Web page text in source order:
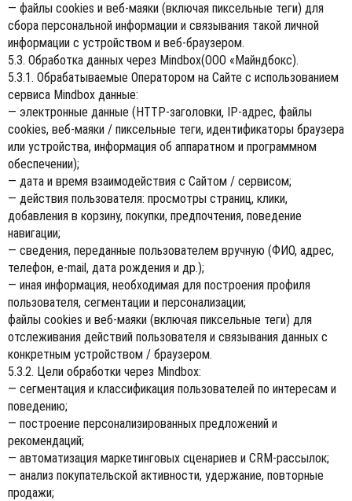
— файлы cookies и веб-маяки (включая пиксельные теги) для
сбора персональной информации и связывания такой личной
информации с устройством и веб-браузером.
5.3. Обработка данных через Mindbox(ООО «Майндбокс).
5.3.1. Обрабатываемые Оператором на Сайте с использованием
сервиса Mindbox данные:
— электронные данные (HTTP-заголовки, IP-адрес, файлы
cookies, веб-маяки / пиксельные теги, идентификаторы браузера
или устройства, информация об аппаратном и программном
обеспечении);
— дата и время взаимодействия с Сайтом / сервисом;
— действия пользователя: просмотры страниц, клики,
добавления в корзину, покупки, предпочтения, поведение
навигации;
— сведения, переданные пользователем вручную (ФИО, адрес,
телефон, e-mail, дата рождения и др.);
— иная информация, необходимая для построения профиля
пользователя, сегментации и персонализации;
файлы cookies и веб-маяки (включая пиксельные теги) для
отслеживания действий пользователя и связывания данных с
конкретным устройством / браузером.
5.3.2. Цели обработки через Mindbox:
— сегментация и классификация пользователей по интересам и
поведению;
— построение персонализированных предложений и
рекомендаций;
— автоматизация маркетинговых сценариев и CRM-рассылок;
— анализ покупательской активности, удержание, повторные
продажи;